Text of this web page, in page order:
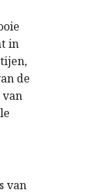
in
de
van
van